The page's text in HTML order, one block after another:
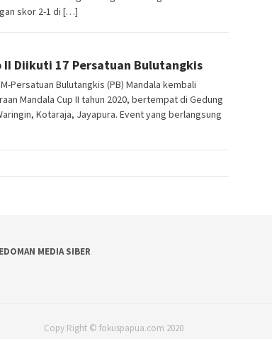
skor 2-1 di […]
II Diikuti 17 Persatuan Bulutangkis
Persatuan Bulutangkis (PB) Mandala kembali
Mandala Cup II tahun 2020, bertempat di Gedung
Kotaraja, Jayapura. Event yang berlangsung
MEDIA SIBER
Copy Right © fokuspapua.com 2020